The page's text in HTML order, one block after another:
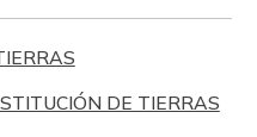
DE TIERRAS